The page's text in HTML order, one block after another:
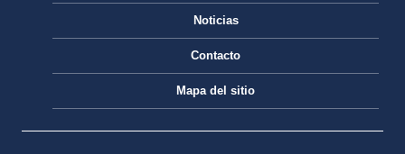
Noticias
Contacto
Mapa del sitio